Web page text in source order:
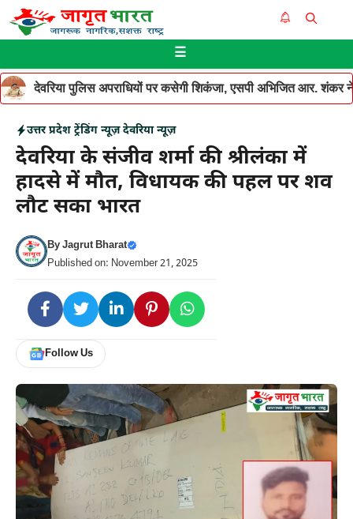
Skip
to
☰
देवरिया पुलिस अपराधियों पर कसेगी शिकंजा, एसपी अभिजित आर. शंकर ने
उत्तर प्रदेश ट्रेंडिंग न्यूज़ देवरिया न्यूज़
देवरिया के संजीव शर्मा की श्रीलंका में
हादसे में मौत, विधायक की पहल पर शव
लौट सका भारत
ByJagrut Bharat
Published on: November 21, 2025
Follow Us